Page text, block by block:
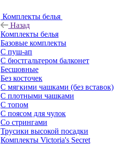
Комплекты белья
Назад
Комплекты белья
Базовые комплекты
С пуш-ап
С бюстгальтером балконет
Бесшовные
Без косточек
С мягкими чашками (без вставок)
С плотными чашками
С топом
С поясом для чулок
Со стрингами
Трусики высокой посадки
Комплекты Victoria's Secret